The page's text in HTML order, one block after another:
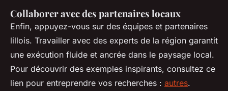
Collaborer avec des partenaires locaux
Enfin, appuyez-vous sur des équipes et partenaires
lillois. Travailler avec des experts de la région garantit
une exécution fluide et ancrée dans le paysage local.
Pour découvrir des exemples inspirants, consultez ce
lien pour entreprendre vos recherches : autres.